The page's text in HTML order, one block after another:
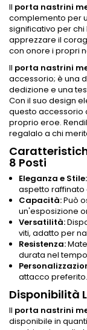
Il porta nastrini
complemento per
significativo per
apprezzare il
con onore i propri
Il porta nastrini
accessorio; è una
dedizione e una
Con il suo design
questo accessorio
proprio eroe.
regalalo a chi
8 Posti
Eleganza e Stile:
aspetto raffinato
Capacità:Può
un'esposizione
Versatilità:
viti, adatto per
Resistenza:
durata nel
attacco preferito.
Disponibilità
Il porta nastrini
disponibile in